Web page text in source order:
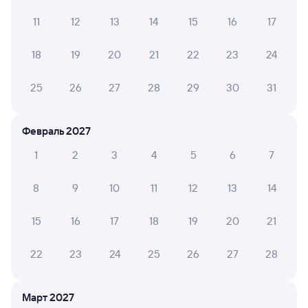
10
29 июля 2026 • Поезд 375Я
благодаря персоналу.
Спасибо проводникам за хорошую работу, всё чисто,
11 12 13 14 15 16 17
18 19 20 21 22 23 24
25 26 27 28 29 30 31
Февраль 2027
1
2 3 4 5 6 7
8 9 10 11 12 13 14
15 16 17 18 19 20 21
22 23 24 25 26 27 28
Март 2027